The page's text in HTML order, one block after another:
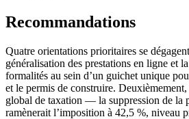
Recommandations
Quatre orientations prioritaires se
généralisation des prestations en ligne et
formalités au sein d’un guichet unique
et le permis de construire.
global de taxation — la suppression de la
ramènerait l’imposition à 42,5 %, niveau